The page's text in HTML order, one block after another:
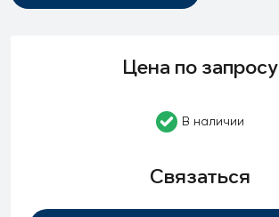
Цена по запросу
В наличии
Связаться